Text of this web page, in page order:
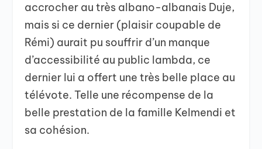
accrocher au très albano-albanais Duje,
mais si ce dernier (plaisir coupable de
Rémi) aurait pu souffrir d’un manque
d’accessibilité au public lambda, ce
dernier lui a offert une très belle place au
télévote. Telle une récompense de la
belle prestation de la famille Kelmendi et
sa cohésion.